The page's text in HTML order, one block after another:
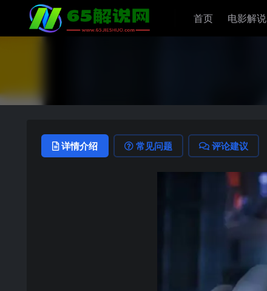
首页 电影解说
详情介绍 常见问题 评论建议